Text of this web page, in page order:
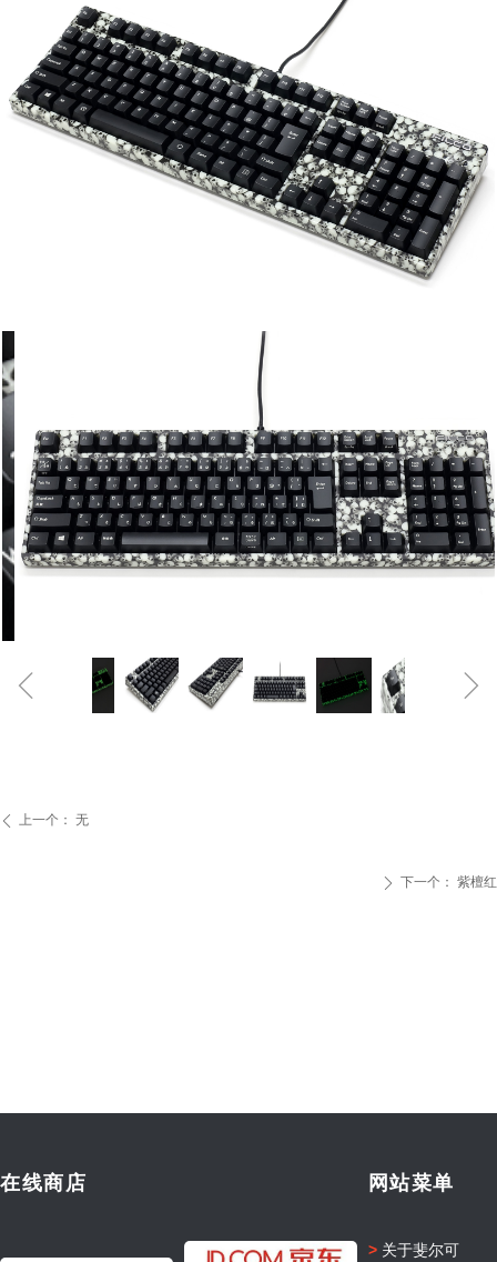
ꁆ ꁇ
ꄴ 上一个： 无
ꄲ 下一个： 紫檀红
网站菜单
>关于斐尔可
在线商店